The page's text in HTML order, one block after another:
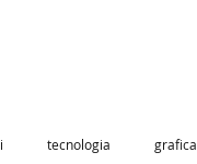
tecnologia grafica